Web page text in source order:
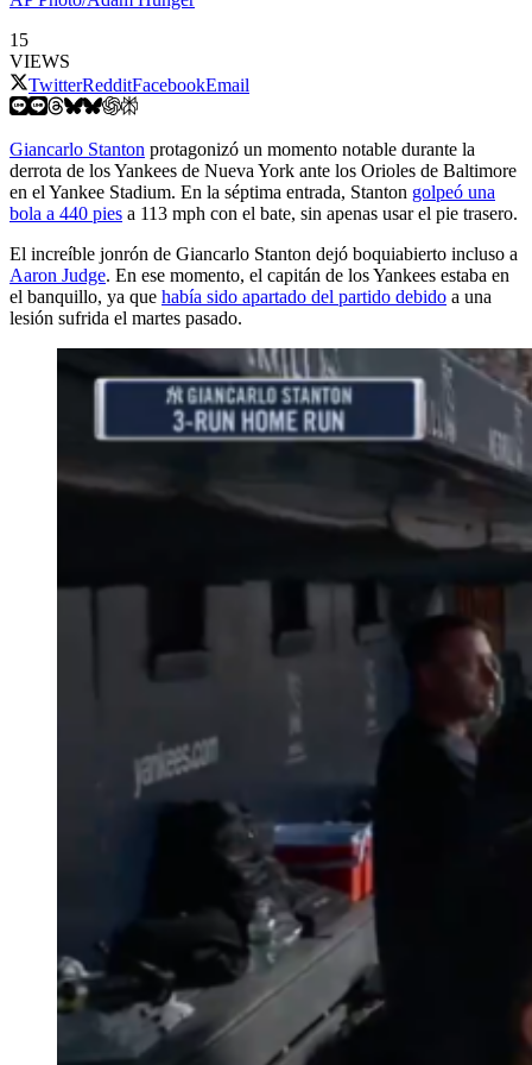
15
VIEWS
TwitterRedditFacebookEmail
Giancarlo Stanton protagonizó un momento notable durante la
derrota de los Yankees de Nueva York ante los Orioles de Baltimore
en el Yankee Stadium. En la séptima entrada, Stanton golpeó una
bola a 440 pies a 113 mph con el bate, sin apenas usar el pie trasero.
El increíble jonrón de Giancarlo Stanton dejó boquiabierto incluso a
Aaron Judge. En ese momento, el capitán de los Yankees estaba en
el banquillo, ya que había sido apartado del partido debido a una
lesión sufrida el martes pasado.